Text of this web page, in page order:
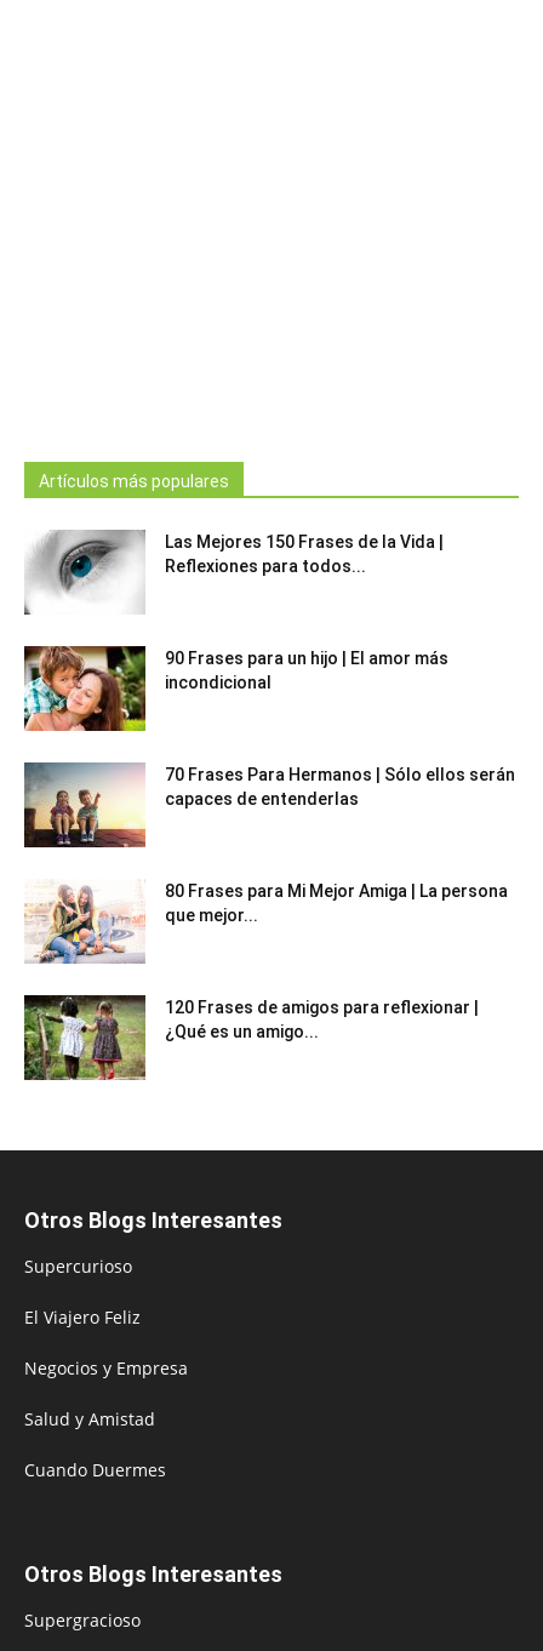
Artículos más populares
Las Mejores 150 Frases de la Vida |
Reflexiones para todos...
90 Frases para un hijo | El amor más
incondicional
70 Frases Para Hermanos | Sólo ellos serán
capaces de entenderlas
80 Frases para Mi Mejor Amiga | La persona
que mejor...
120 Frases de amigos para reflexionar |
¿Qué es un amigo...
Otros Blogs Interesantes
Supercurioso
El Viajero Feliz
Negocios y Empresa
Salud y Amistad
Cuando Duermes
Otros Blogs Interesantes
Supergracioso